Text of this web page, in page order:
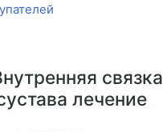
связка
лечение